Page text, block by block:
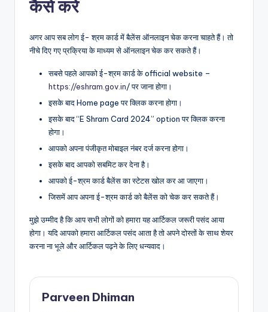
कैसे करें
अगर आप सब लोग ई- श्रम कार्ड में बैलेंस ऑनलाइन चेक करना चाहते हैं। तो
नीचे दिए गए प्रक्रिया के माध्यम से ऑनलाइन चेक कर सकते हैं।
सबसे पहले आपको ई-श्रम कार्ड के official website –
https://eshram.gov.in/ पर जाना होगा।
इसके बाद Home page पर क्लिक करना होगा।
इसके बाद “E Shram Card 2024” option पर क्लिक करना
होगा।
आपको अपना पंजीकृत मोबाइल नंबर दर्ज करना होगा।
इसके बाद आपको सबमिट कर देना है।
आपको ई-श्रम कार्ड बैलेंस का स्टेटस खोल कर आ जाएगा।
जिसमें आप अपना ई-श्रम कार्ड को बैलेंस को चेक कर सकते हैं।
मुझे उम्मीद है कि आप सभी लोगों को हमारा यह आर्टिकल जरूरी पसंद आया
होगा। यदि आपको हमारा आर्टिकल पसंद आता है तो अपने दोस्तों के साथ शेयर
करना ना भूले और आर्टिकल पढ़ने के लिए धन्यवाद।
Parveen Dhiman